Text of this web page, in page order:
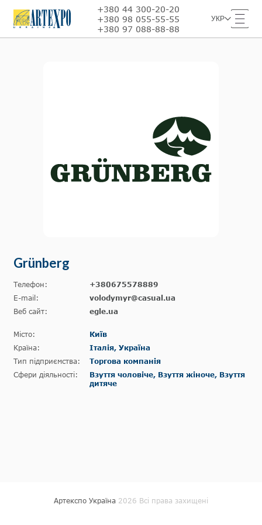
+380 44 300-20-20
+380 98 055-55-55
+380 97 088-88-88
УКР
Grünberg
Телефон:
+380675578889
E-mail:
volodymyr@casual.ua
Веб сайт:
egle.ua
Місто:
Київ
Країна:
Італія, Україна
Тип підприємства:
Торгова компанія
Сфери діяльності:
Взуття чоловіче, Взуття жіноче, Взуття
дитяче
Артекспо Україна 2026 Всі права захищені